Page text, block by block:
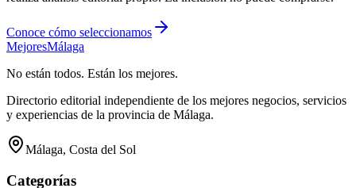
Conoce cómo seleccionamos
MejoresMálaga
No están todos. Están los mejores.
Directorio editorial independiente de los mejores negocios, servicios
y experiencias de la provincia de Málaga.
Málaga, Costa del Sol
Categorías